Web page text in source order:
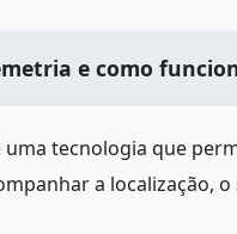
e como
uma tecnologia que
a localização,